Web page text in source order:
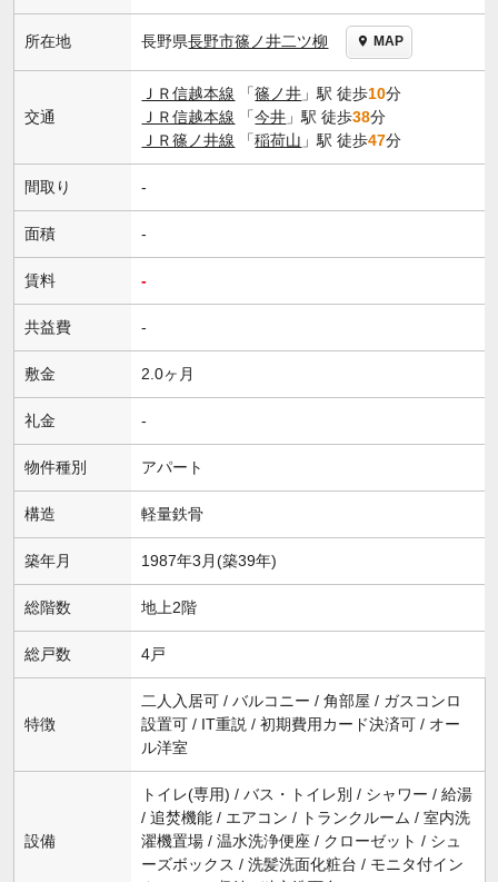
所在地 長野県長野市篠ノ井二ツ柳 MAP
交通
ＪＲ信越本線 「篠ノ井 」駅 徒歩10分
ＪＲ信越本線 「今井 」駅 徒歩38分
ＪＲ篠ノ井線 「稲荷山 」駅 徒歩47分
間取り -
面積 -
賃料 -
共益費 -
敷金 2.0ヶ月
礼金 -
物件種別 アパート
構造 軽量鉄骨
築年月 1987年3月(築39年)
総階数 地上2階
総戸数 4戸
特徴
二人入居可 / バルコニー / 角部屋 / ガスコンロ
設置可 / IT重説 / 初期費用カード決済可 / オー
ル洋室
設備
トイレ(専用) / バス・トイレ別 / シャワー / 給湯
/ 追焚機能 / エアコン / トランクルーム / 室内洗
濯機置場 / 温水洗浄便座 / クローゼット / シュ
ーズボックス / 洗髪洗面化粧台 / モニタ付イン